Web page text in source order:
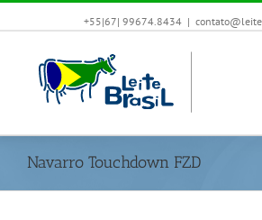
+55|67| 99674.8434 |
Navarro Touchdown FZD